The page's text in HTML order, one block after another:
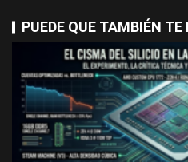
PUEDE QUE TAMBIÉN TE